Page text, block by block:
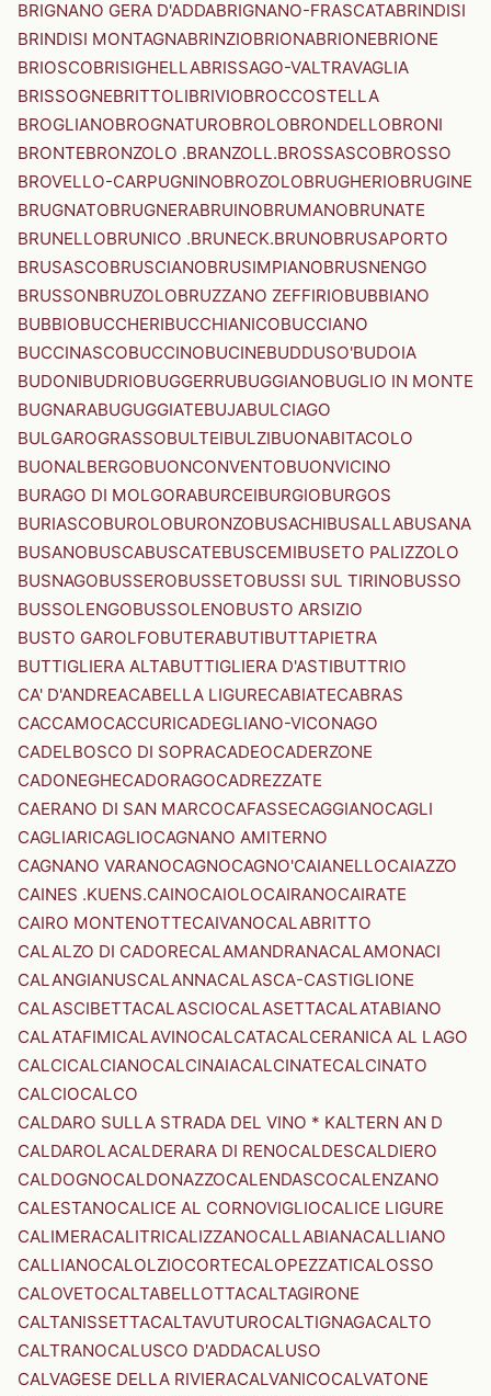
BRIGNANO GERA D'ADDABRIGNANO-FRASCATABRINDISI
BRINDISI MONTAGNABRINZIOBRIONABRIONEBRIONE
BRIOSCOBRISIGHELLABRISSAGO-VALTRAVAGLIA
BRISSOGNEBRITTOLIBRIVIOBROCCOSTELLA
BROGLIANOBROGNATUROBROLOBRONDELLOBRONI
BRONTEBRONZOLO .BRANZOLL.BROSSASCOBROSSO
BROVELLO-CARPUGNINOBROZOLOBRUGHERIOBRUGINE
BRUGNATOBRUGNERABRUINOBRUMANOBRUNATE
BRUNELLOBRUNICO .BRUNECK.BRUNOBRUSAPORTO
BRUSASCOBRUSCIANOBRUSIMPIANOBRUSNENGO
BRUSSONBRUZOLOBRUZZANO ZEFFIRIOBUBBIANO
BUBBIOBUCCHERIBUCCHIANICOBUCCIANO
BUCCINASCOBUCCINOBUCINEBUDDUSO'BUDOIA
BUDONIBUDRIOBUGGERRUBUGGIANOBUGLIO IN MONTE
BUGNARABUGUGGIATEBUJABULCIAGO
BULGAROGRASSOBULTEIBULZIBUONABITACOLO
BUONALBERGOBUONCONVENTOBUONVICINO
BURAGO DI MOLGORABURCEIBURGIOBURGOS
BURIASCOBUROLOBURONZOBUSACHIBUSALLABUSANA
BUSANOBUSCABUSCATEBUSCEMIBUSETO PALIZZOLO
BUSNAGOBUSSEROBUSSETOBUSSI SUL TIRINOBUSSO
BUSSOLENGOBUSSOLENOBUSTO ARSIZIO
BUSTO GAROLFOBUTERABUTIBUTTAPIETRA
BUTTIGLIERA ALTABUTTIGLIERA D'ASTIBUTTRIO
CA' D'ANDREACABELLA LIGURECABIATECABRAS
CACCAMOCACCURICADEGLIANO-VICONAGO
CADELBOSCO DI SOPRACADEOCADERZONE
CADONEGHECADORAGOCADREZZATE
CAERANO DI SAN MARCOCAFASSECAGGIANOCAGLI
CAGLIARICAGLIOCAGNANO AMITERNO
CAGNANO VARANOCAGNOCAGNO'CAIANELLOCAIAZZO
CAINES .KUENS.CAINOCAIOLOCAIRANOCAIRATE
CAIRO MONTENOTTECAIVANOCALABRITTO
CALALZO DI CADORECALAMANDRANACALAMONACI
CALANGIANUSCALANNACALASCA-CASTIGLIONE
CALASCIBETTACALASCIOCALASETTACALATABIANO
CALATAFIMICALAVINOCALCATACALCERANICA AL LAGO
CALCICALCIANOCALCINAIACALCINATECALCINATO
CALCIOCALCO
CALDARO SULLA STRADA DEL VINO * KALTERN AN D
CALDAROLACALDERARA DI RENOCALDESCALDIERO
CALDOGNOCALDONAZZOCALENDASCOCALENZANO
CALESTANOCALICE AL CORNOVIGLIOCALICE LIGURE
CALIMERACALITRICALIZZANOCALLABIANACALLIANO
CALLIANOCALOLZIOCORTECALOPEZZATICALOSSO
CALOVETOCALTABELLOTTACALTAGIRONE
CALTANISSETTACALTAVUTUROCALTIGNAGACALTO
CALTRANOCALUSCO D'ADDACALUSO
CALVAGESE DELLA RIVIERACALVANICOCALVATONE